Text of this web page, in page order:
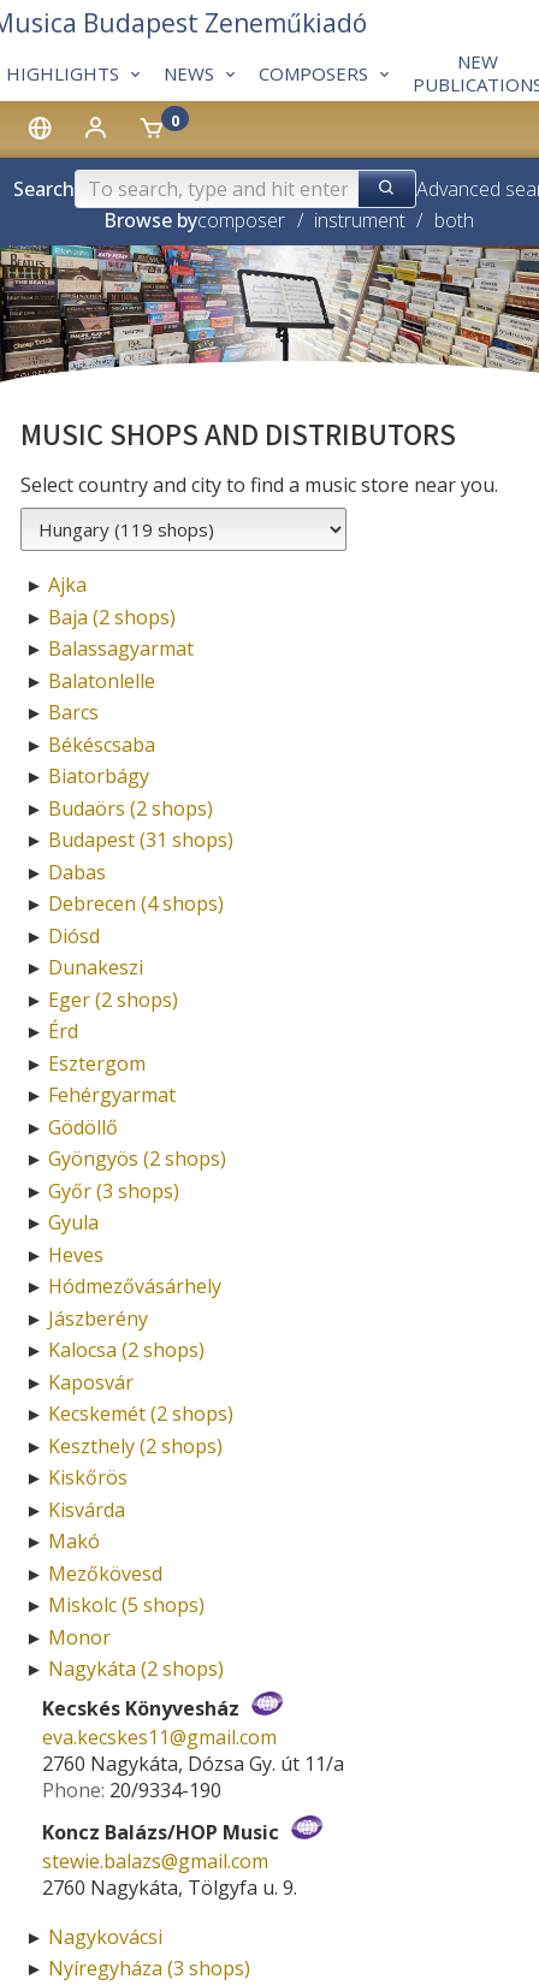
0
HIGHLIGHTS NEWS COMPOSERS
NEW
Budapest Zeneműkiadó
Search
Advanced
Browse bycomposer / instrument / both
MUSIC SHOPS AND DISTRIBUTORS
Select country and city to find a music store near you.
► Ajka
► Baja (2 shops)
► Balassagyarmat
► Balatonlelle
► Barcs
► Békéscsaba
► Biatorbágy
► Budaörs (2 shops)
► Budapest (31 shops)
► Dabas
► Debrecen (4 shops)
► Diósd
► Dunakeszi
► Eger (2 shops)
► Érd
► Esztergom
► Fehérgyarmat
► Gödöllő
► Gyöngyös (2 shops)
► Győr (3 shops)
► Gyula
► Heves
► Hódmezővásárhely
► Jászberény
► Kalocsa (2 shops)
► Kaposvár
► Kecskemét (2 shops)
► Keszthely (2 shops)
► Kiskőrös
► Kisvárda
► Makó
► Mezőkövesd
► Miskolc (5 shops)
► Monor
► Nagykáta (2 shops)
Kecskés Könyvesház
eva.kecskes11­@­gmail.com
2760 Nagykáta, Dózsa Gy. út 11/a
Phone: 20/9334-190
Koncz Balázs/HOP Music
stewie.balazs­@­gmail.com
2760 Nagykáta, Tölgyfa u. 9.
► Nagykovácsi
► Nyíregyháza (3 shops)